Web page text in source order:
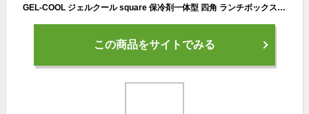
GEL-COOL ジェルクール square 保冷剤一体型 四角 ランチボックス L お弁当箱 カナルブルー 17.8×8.7×6cm 500ml 1段 弁当箱 女性 子供 仕切り付き ラバーバンド付き 簡単クリップ バックル機構 レンジ対応 & 食洗機対応(蓋を除く本体、仕切り) 薄青 日本製 0101-0316
この商品をサイトでみる